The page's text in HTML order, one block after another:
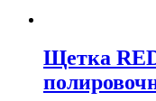
Щетка